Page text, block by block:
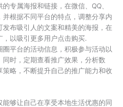
的专属海报和链接，在微信、QQ、
根据不同平台的特点，调整分享内
布吸引人的文案和精美的海报，在
以吸引更多用户点击购买.
圈平台的活动信息，积极参与活动以
时，定期查看推广效果，分析数
略，不断提升自己的推广能力和收
够让自己在享受本地生活优惠的同